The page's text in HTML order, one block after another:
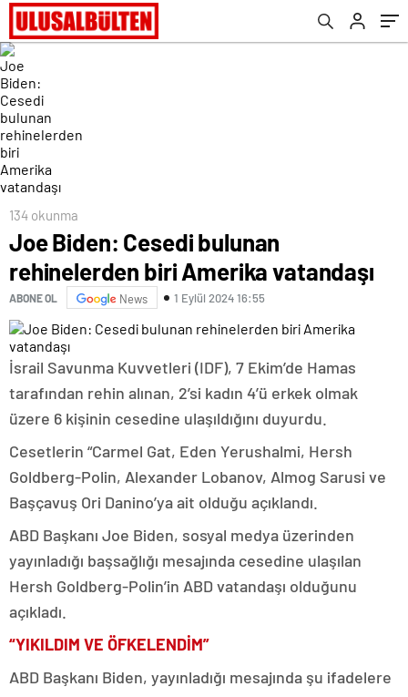
134 okunma
Joe Biden: Cesedi bulunan
rehinelerden biri Amerika vatandaşı
ABONE OL News 1 Eylül 2024 16:55
İsrail Savunma Kuvvetleri (IDF), 7 Ekim’de Hamas
tarafından rehin alınan, 2’si kadın 4’ü erkek olmak
üzere 6 kişinin cesedine ulaşıldığını duyurdu.
Cesetlerin “Carmel Gat, Eden Yerushalmi, Hersh
Goldberg-Polin, Alexander Lobanov, Almog Sarusi ve
Başçavuş Ori Danino’ya ait olduğu açıklandı.
ABD Başkanı Joe Biden, sosyal medya üzerinden
yayınladığı başsağlığı mesajında cesedine ulaşılan
Hersh Goldberg-Polin’in ABD vatandaşı olduğunu
açıkladı.
“YIKILDIM VE ÖFKELENDİM”
ABD Başkanı Biden, yayınladığı mesajında şu ifadelere